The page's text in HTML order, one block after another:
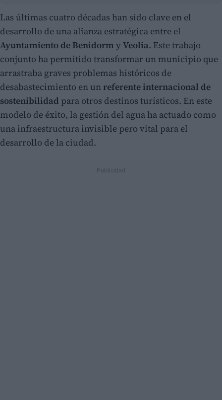
Las últimas cuatro décadas han sido clave en el
desarrollo de una alianza estratégica entre el
Ayuntamiento de Benidorm yVeolia. Este trabajo
conjunto ha permitido transformar un municipio que
arrastraba graves problemas históricos de
desabastecimiento en unreferente internacional de
sostenibilidad para otros destinos turísticos. En este
modelo de éxito, la gestión del agua ha actuado como
una infraestructura invisible pero vital para el
desarrollo de la ciudad.